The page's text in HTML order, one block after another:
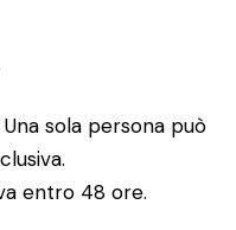
sola persona può
entro 48 ore.